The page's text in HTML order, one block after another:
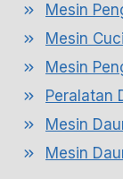
Mesin
Mesin
Mesin
Peralatan
Mesin
Mesin